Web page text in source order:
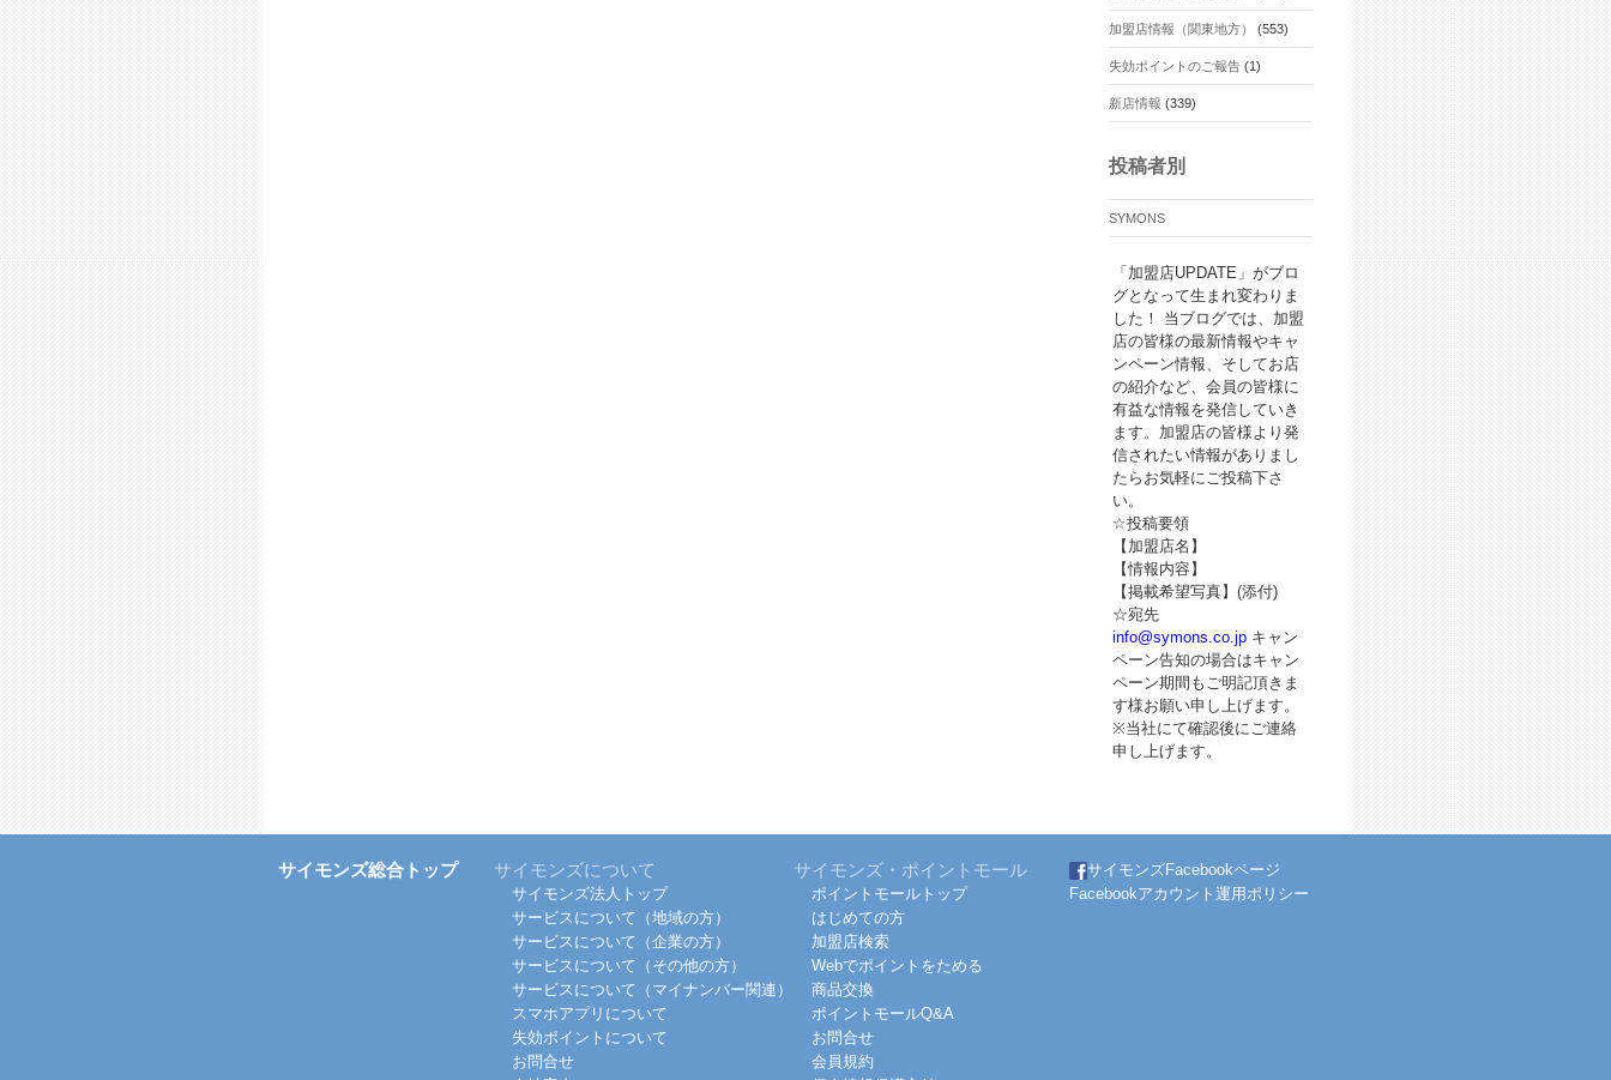
加盟店情報（関東地方） (553)
失効ポイントのご報告(1)
新店情報 (339)
投稿者別
SYMONS
「加盟店UPDATE」がブロ
グとなって生まれ変わりま
した！ 当ブログでは、加盟
店の皆様の最新情報やキャ
ンペーン情報、そしてお店
の紹介など、会員の皆様に
有益な情報を発信していき
ます。加盟店の皆様より発
信されたい情報がありまし
たらお気軽にご投稿下さ
い。
☆投稿要領
【加盟店名】
【情報内容】
【掲載希望写真】(添付)
☆宛先
info@symons.co.jpキャン
ペーン告知の場合はキャン
ペーン期間もご明記頂きま
す様お願い申し上げます。
※当社にて確認後にご連絡
申し上げます。
サイモンズ総合トップ サイモンズについて
サイモンズ法人トップ
サービスについて（地域の方）
サービスについて（企業の方）
サービスについて（その他の方）
サービスについて（マイナンバー関連）
スマホアプリについて
失効ポイントについて
お問合せ
サイモンズ・ポイントモール
ポイントモールトップ
はじめての方
加盟店検索
Webでポイントをためる
商品交換
ポイントモールQ&A
お問合せ
会員規約
サイモンズFacebookページ
Facebookアカウント運用ポリシー